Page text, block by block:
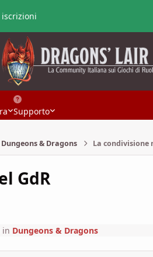
Supporto
Dungeons & Dragons La condivisione
GdR
in Dungeons & Dragons